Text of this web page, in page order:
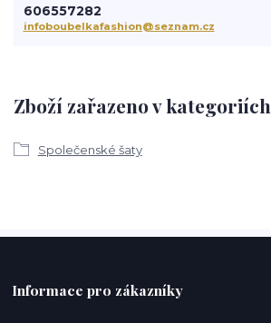
Zboží zařazeno v kategoriích
Společenské šaty
606557282
infoboubelkafashion@seznam.cz
Informace pro zákazníky